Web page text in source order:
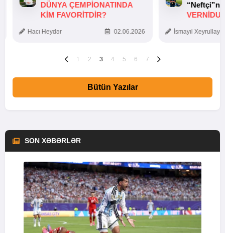
DÜNYA ÇEMPIONATINDA
KIM FAVORITDIR?
Hacı Heydər 02.06.2026 İsmayıl
1 2 3 4 5 6 7
Bütün Yazılar
SON XƏBƏRLƏR